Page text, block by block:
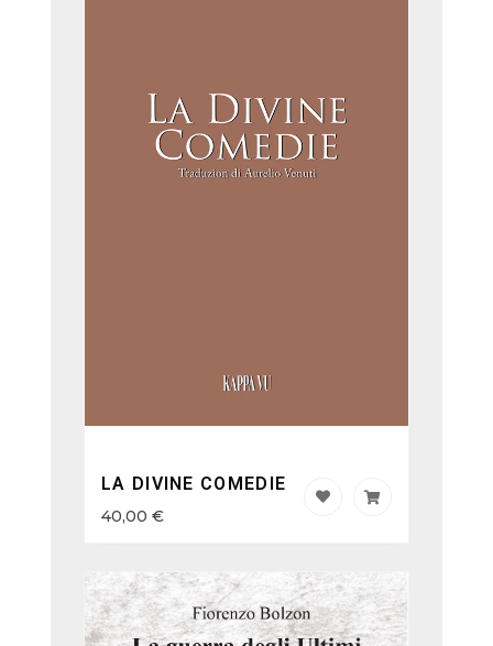
LA DIVINE COMEDIE
40,00 €